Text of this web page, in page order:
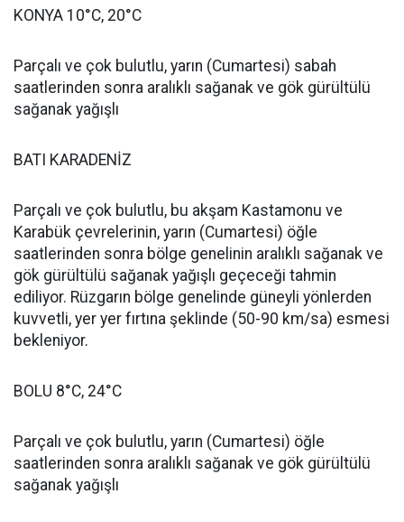
KONYA 10°C, 20°C
Parçalı ve çok bulutlu, yarın (Cumartesi) sabah
saatlerinden sonra aralıklı sağanak ve gök gürültülü
sağanak yağışlı
BATI KARADENİZ
Parçalı ve çok bulutlu, bu akşam Kastamonu ve
Karabük çevrelerinin, yarın (Cumartesi) öğle
saatlerinden sonra bölge genelinin aralıklı sağanak ve
gök gürültülü sağanak yağışlı geçeceği tahmin
ediliyor. Rüzgarın bölge genelinde güneyli yönlerden
kuvvetli, yer yer fırtına şeklinde (50-90 km/sa) esmesi
bekleniyor.
BOLU 8°C, 24°C
Parçalı ve çok bulutlu, yarın (Cumartesi) öğle
saatlerinden sonra aralıklı sağanak ve gök gürültülü
sağanak yağışlı